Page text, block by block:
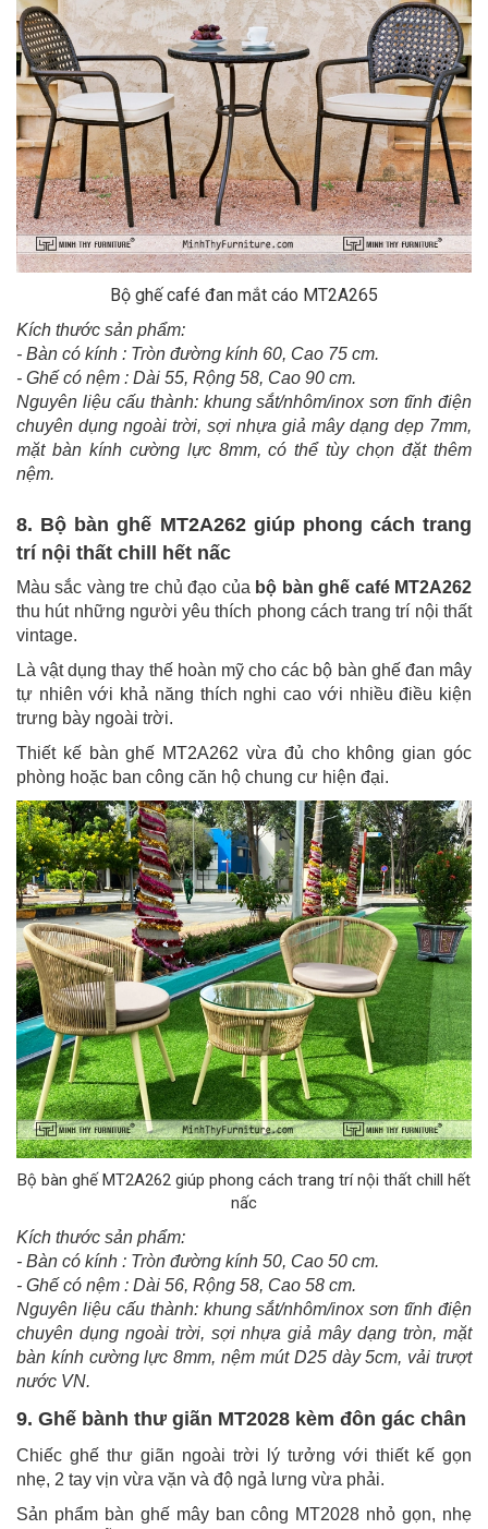
Bộ ghế café đan mắt cáo MT2A265
Kích thước sản phẩm:
- Bàn có kính : Tròn đường kính 60, Cao 75 cm.
- Ghế có nệm : Dài 55, Rộng 58, Cao 90 cm.
Nguyên liệu cấu thành: khung sắt/nhôm/inox sơn tĩnh điện
chuyên dụng ngoài trời, sợi nhựa giả mây dạng dẹp 7mm,
mặt bàn kính cường lực 8mm, có thể tùy chọn đặt thêm
nệm.
8. Bộ bàn ghế MT2A262 giúp phong cách trang
trí nội thất chill hết nấc
Màu sắc vàng tre chủ đạo của bộ bàn ghế café MT2A262
thu hút những người yêu thích phong cách trang trí nội thất
vintage.
Là vật dụng thay thế hoàn mỹ cho các bộ bàn ghế đan mây
tự nhiên với khả năng thích nghi cao với nhiều điều kiện
trưng bày ngoài trời.
Thiết kế bàn ghế MT2A262 vừa đủ cho không gian góc
phòng hoặc ban công căn hộ chung cư hiện đại.
Bộ bàn ghế MT2A262 giúp phong cách trang trí nội thất chill hết
nấc
Kích thước sản phẩm:
- Bàn có kính : Tròn đường kính 50, Cao 50 cm.
- Ghế có nệm : Dài 56, Rộng 58, Cao 58 cm.
Nguyên liệu cấu thành: khung sắt/nhôm/inox sơn tĩnh điện
chuyên dụng ngoài trời, sợi nhựa giả mây dạng tròn, mặt
bàn kính cường lực 8mm, nệm mút D25 dày 5cm, vải trượt
nước VN.
9. Ghế bành thư giãn MT2028 kèm đôn gác chân
Chiếc ghế thư giãn ngoài trời lý tưởng với thiết kế gọn
nhẹ, 2 tay vịn vừa vặn và độ ngả lưng vừa phải.
Sản phẩm bàn ghế mây ban công MT2028 nhỏ gọn, nhẹ